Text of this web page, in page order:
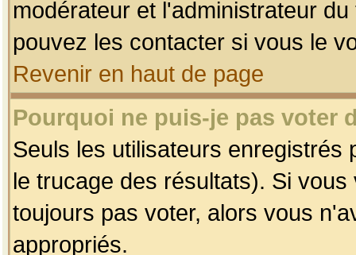
modérateur et l'administrateur
pouvez les contacter si vous le
Revenir en haut de page
Pourquoi ne puis-je pas voter
Seuls les utilisateurs enregistrés
le trucage des résultats). Si
toujours pas voter, alors vous
appropriés.